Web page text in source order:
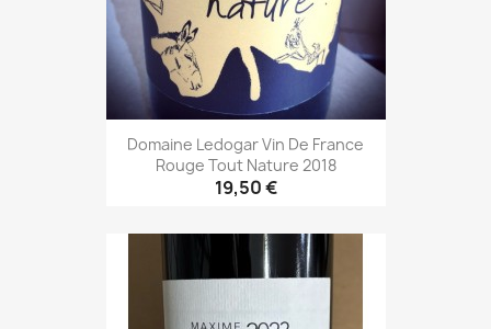
Domaine Ledogar Vin De France
Rouge Tout Nature 2018
19,50 €